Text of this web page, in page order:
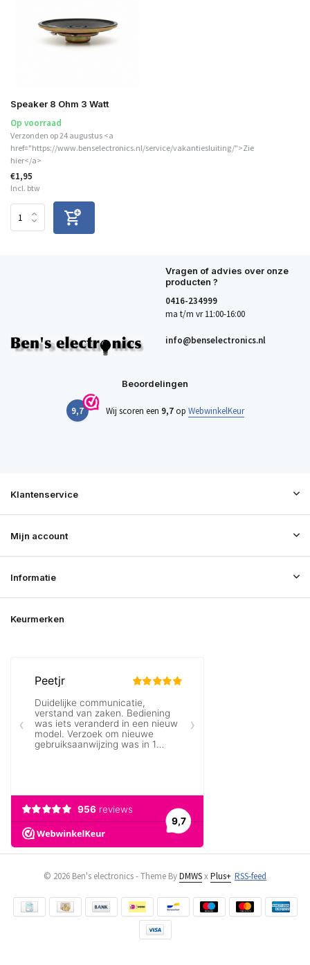
Speaker 8 Ohm 3 Watt
Op voorraad
Verzonden op 24 augustus <a
href="https://www.benselectronics.nl/service/vakantiesluiting/">Zie
hier</a>
€1,95
Incl. btw
Vragen of advies over onze
producten ?
0416-234999
ma t/m vr 11:00-16:00
info@benselectronics.nl
Beoordelingen
9,7 Wij scoren een 9,7op WebwinkelKeur
Klantenservice
Mijn account
Informatie
Keurmerken
© 2026 Ben's electronics - Theme ByDMWSxPlus+ RSS-feed